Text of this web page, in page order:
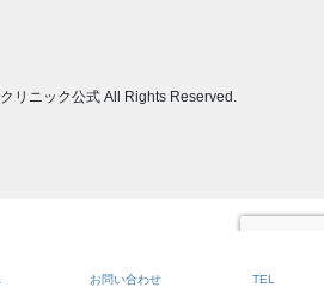
リニック公式 All Rights Reserved.
お問い合わせ TEL